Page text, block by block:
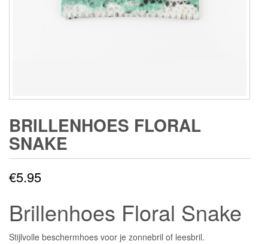
BRILLENHOES FLORAL
SNAKE
€5.95
Brillenhoes Floral Snake
Stijlvolle beschermhoes voor je zonnebril of leesbril.